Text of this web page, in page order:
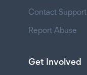
Contact Support
Report Abuse
Get Involved